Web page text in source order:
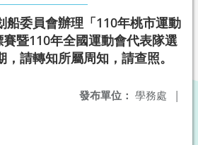
船委員會辦理「110年桃市運動
暨110年全國運動會代表隊選
請轉知所屬周知，請查照。
發布單位： 學務處 |